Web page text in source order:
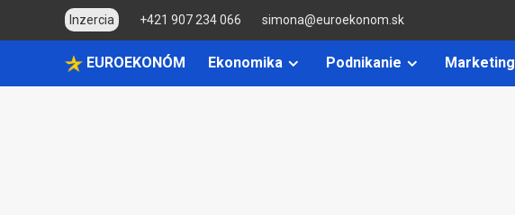
Inzercia +421 907 234 066 simona@euroekonom.sk
EUROEKONÓM Ekonomika Podnikanie Marketing